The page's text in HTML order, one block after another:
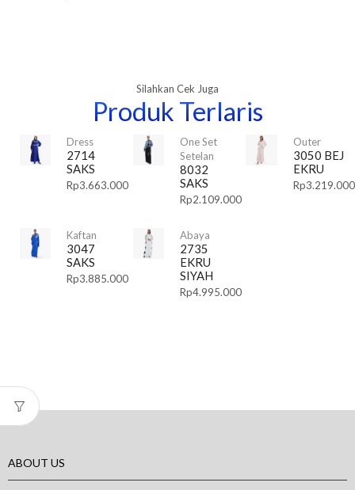
Silahkan Cek Juga
Produk Terlaris
Dress
2714
SAKS
Rp3.663.000
One Set
Setelan
8032
SAKS
Rp2.109.000
Outer
3050 BEJ
EKRU
Rp3.219.000
Kaftan
3047
SAKS
Rp3.885.000
Abaya
2735
EKRU
SIYAH
Rp4.995.000
ABOUT US